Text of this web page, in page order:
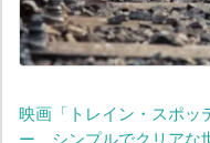
映画「トレイン・スポッ
ー シンプルでクリアな